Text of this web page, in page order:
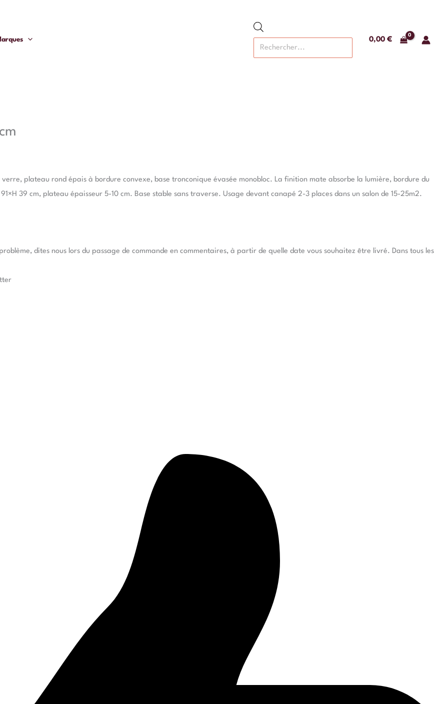
produits
0,00 €
plateau rond épais à bordure convexe, base tronconique évasée monobloc. La finition mate absorbe la lumière, bordure du
39 cm, plateau épaisseur 5-10 cm. Base stable sans traverse. Usage devant canapé 2-3 places dans un salon de 15-25m2.
dites nous lors du passage de commande en commentaires, à partir de quelle date vous souhaitez être livré. Dans tous les